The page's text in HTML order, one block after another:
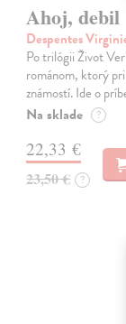
Ahoj, debil
Despentes
Po trilógii Život
románom, ktorý
známostí. Ide o
Na sklade ?
22,33 €
23,50 € ?